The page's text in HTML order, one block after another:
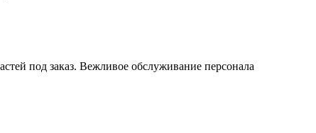
под заказ. Вежливое обслуживание персонала